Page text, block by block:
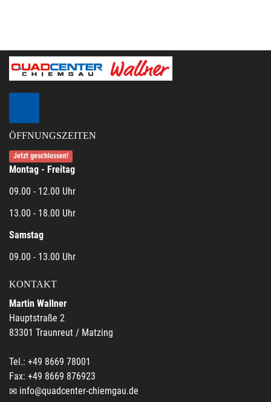
ÖFFNUNGSZEITEN
Jetzt geschlossen!
Montag - Freitag
09.00 - 12.00 Uhr
13.00 - 18.00 Uhr
Samstag
09.00 - 13.00 Uhr
KONTAKT
Martin Wallner
Hauptstraße 2
83301 Traunreut / Matzing
Tel.: +49 8669 78001
Fax: +49 8669 876923
info@quadcenter-chiemgau.de